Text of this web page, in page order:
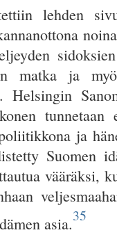
lehden
matka ja
Helsingin
tunnetaan
ja
Suomen
vääräksi,
asia.35